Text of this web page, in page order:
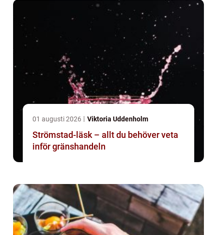
01 augusti 2026 Viktoria Uddenholm
Strömstad-läsk – allt du behöver veta
inför gränshandeln